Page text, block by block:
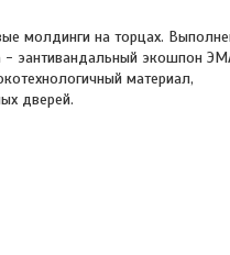
молдинги на торцах.
- эантивандальный экошпон
материал,
дверей.